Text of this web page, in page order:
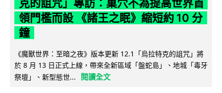
克的詛咒」專訪：巢穴不為提高世界首
領門檻而設 《諸王之眠》縮短約 10 分
鐘
《魔獸世界：至暗之夜》版本更新 12.1「烏拉特克的詛咒」將
於 8 月 13 日正式上線，帶來全新區域「盤蛇島」、地城「毒牙
祭壇」、新型態世...
閱讀全文